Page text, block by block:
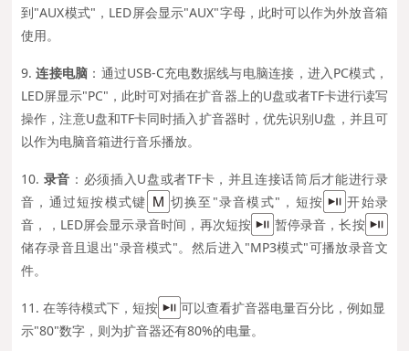
到"AUX模式"，LED屏会显示"AUX"字母，此时可以作为外放音箱
使用。
9.连接电脑 ：通过USB-C充电数据线与电脑连接，进入PC模式，
LED屏显示"PC"，此时可对插在扩音器上的U盘或者TF卡进行读写
操作，注意U盘和TF卡同时插入扩音器时，优先识别U盘，并且可
以作为电脑音箱进行音乐播放。
10. 录音 ：必须插入U盘或者TF卡，并且连接话筒后才能进行录
音，通过短按模式键
切换至"录音模式"，短按
开始录
音，，LED屏会显示录音时间，再次短按
暂停录音，长按
储存录音且退出"录音模式"。然后进入"MP3模式"可播放录音文
件。
11. 在等待模式下，短按
可以查看扩音器电量百分比，例如显
示"80"数字，则为扩音器还有80%的电量。